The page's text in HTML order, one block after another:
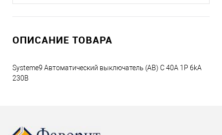
ОПИСАНИЕ ТОВАРА
Systeme9 Автоматический выключатель (АВ) C 40A 1P 6kA
230В